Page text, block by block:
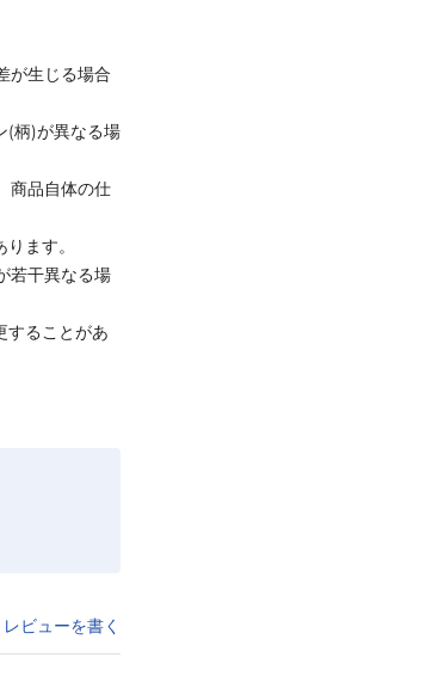
が生じる場合
(柄)が異なる場
商品自体の仕
ます。
若干異なる場
することがあ
レビューを書く